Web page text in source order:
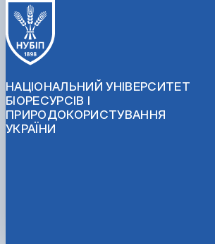
НАЦІОНАЛЬНИЙ УНІВЕРСИТЕТ
БІОРЕСУРСІВ І
ПРИРОДОКОРИСТУВАННЯ
УКРАЇНИ